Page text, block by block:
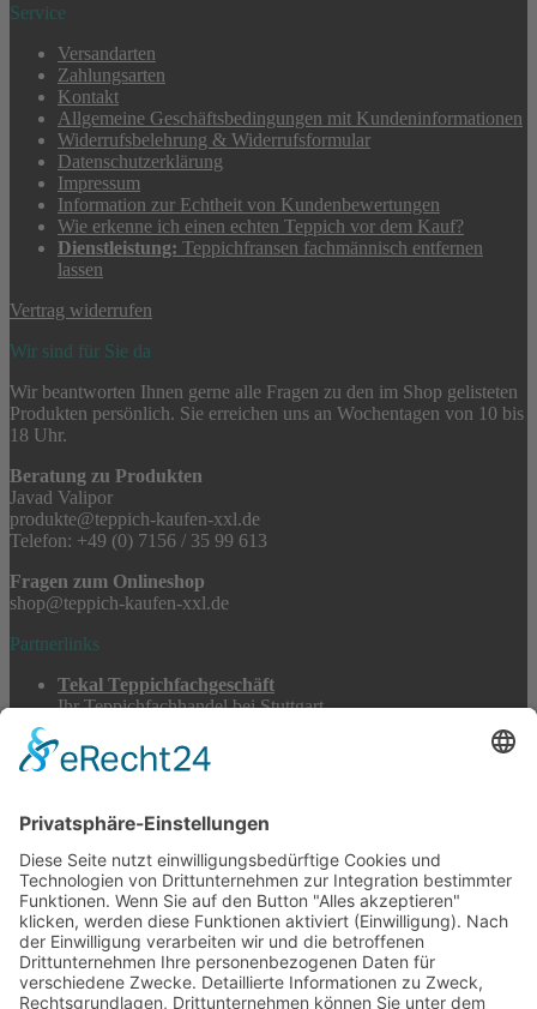
Service
Versandarten
Zahlungsarten
Kontakt
Allgemeine Geschäftsbedingungen mit Kundeninformationen
Widerrufsbelehrung & Widerrufsformular
Datenschutzerklärung
Impressum
Information zur Echtheit von Kundenbewertungen
Wie erkenne ich einen echten Teppich vor dem Kauf?
Dienstleistung: Teppichfransen fachmännisch entfernen
lassen
Vertrag widerrufen
Wir sind für Sie da
Wir beantworten Ihnen gerne alle Fragen zu den im Shop gelisteten
Produkten persönlich. Sie erreichen uns an Wochentagen von 10 bis
18 Uhr.
Beratung zu Produkten
Javad Valipor
produkte@teppich-kaufen-xxl.de
Telefon: +49 (0) 7156 / 35 99 613
Fragen zum Onlineshop
shop@teppich-kaufen-xxl.de
Partnerlinks
Tekal Teppichfachgeschäft
Ihr Teppichfachhandel bei Stuttgart
Teppichwäsche & -reparatur
Stadtmühle Waldenbuch
Feuerwerk XXL
Pyrotechnik online bestellen
© 2017-2026 · Tekal – Textile Lebensqualität| Einzelstücke mit
Charakter – Exklusive moderne Teppiche und handverlesene
Orientteppiche
Alle Preise inkl. der gesetzlichen MwSt. · Die durchgestrichenen Preise
entsprechen, sofern nicht anders angegeben, den bisherigen Preisen in